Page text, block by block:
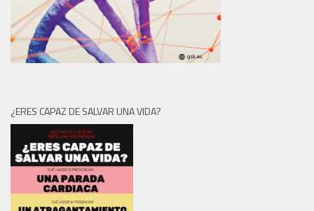
¿ERES CAPAZ DE SALVAR UNA VIDA?